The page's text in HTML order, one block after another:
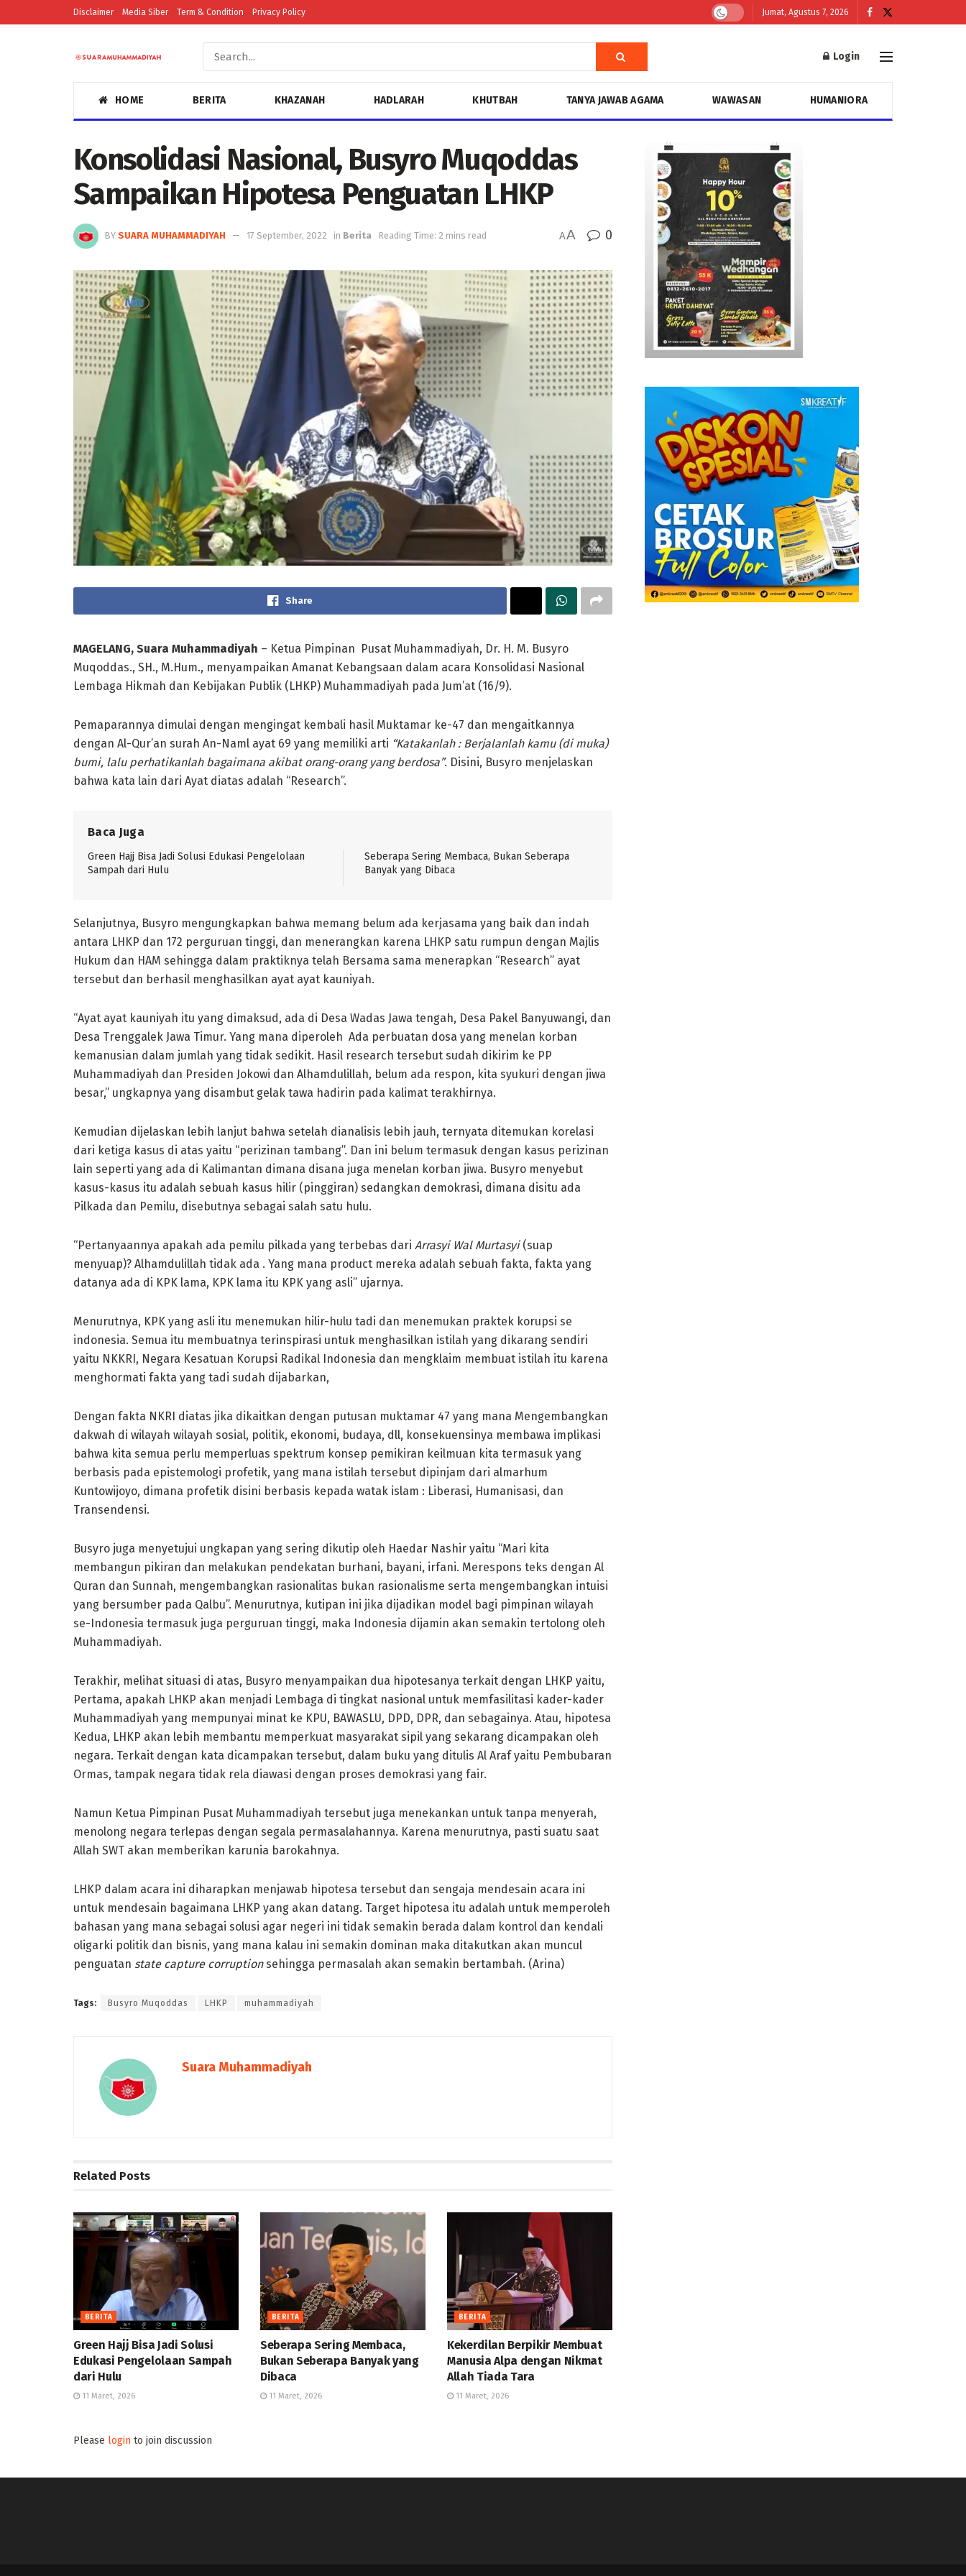
Disclaimer Media Siber Term & Condition Privacy Policy Jumat, Agustus 7, 2026
Login
HOME BERITA KHAZANAH HADLARAH KHUTBAH TANYA JAWAB AGAMA WAWASAN HUMANIORA
Konsolidasi Nasional, Busyro Muqoddas
Sampaikan Hipotesa Penguatan LHKP
BY SUARA MUHAMMADIYAH 17 September, 2022 in Berita Reading Time: 2 mins read AA 0
Share
MAGELANG, Suara Muhammadiyah – Ketua Pimpinan Pusat Muhammadiyah, Dr. H. M. Busyro
Muqoddas., SH., M.Hum., menyampaikan Amanat Kebangsaan dalam acara Konsolidasi Nasional
Lembaga Hikmah dan Kebijakan Publik (LHKP) Muhammadiyah pada Jum’at (16/9).
Pemaparannya dimulai dengan mengingat kembali hasil Muktamar ke-47 dan mengaitkannya
dengan Al-Qur’an surah An-Naml ayat 69 yang memiliki arti “Katakanlah : Berjalanlah kamu (di muka)
bumi, lalu perhatikanlah bagaimana akibat orang-orang yang berdosa”. Disini, Busyro menjelaskan
bahwa kata lain dari Ayat diatas adalah “Research”.
Baca Juga
Green Hajj Bisa Jadi Solusi Edukasi Pengelolaan
Sampah dari Hulu
Seberapa Sering Membaca, Bukan Seberapa
Banyak yang Dibaca
Selanjutnya, Busyro mengungkapkan bahwa memang belum ada kerjasama yang baik dan indah
antara LHKP dan 172 perguruan tinggi, dan menerangkan karena LHKP satu rumpun dengan Majlis
Hukum dan HAM sehingga dalam praktiknya telah Bersama sama menerapkan “Research” ayat
tersebut dan berhasil menghasilkan ayat ayat kauniyah.
“Ayat ayat kauniyah itu yang dimaksud, ada di Desa Wadas Jawa tengah, Desa Pakel Banyuwangi, dan
Desa Trenggalek Jawa Timur. Yang mana diperoleh Ada perbuatan dosa yang menelan korban
kemanusian dalam jumlah yang tidak sedikit. Hasil research tersebut sudah dikirim ke PP
Muhammadiyah dan Presiden Jokowi dan Alhamdulillah, belum ada respon, kita syukuri dengan jiwa
besar,” ungkapnya yang disambut gelak tawa hadirin pada kalimat terakhirnya.
Kemudian dijelaskan lebih lanjut bahwa setelah dianalisis lebih jauh, ternyata ditemukan korelasi
dari ketiga kasus di atas yaitu “perizinan tambang”. Dan ini belum termasuk dengan kasus perizinan
lain seperti yang ada di Kalimantan dimana disana juga menelan korban jiwa. Busyro menyebut
kasus-kasus itu adalah sebuah kasus hilir (pinggiran) sedangkan demokrasi, dimana disitu ada
Pilkada dan Pemilu, disebutnya sebagai salah satu hulu.
“Pertanyaannya apakah ada pemilu pilkada yang terbebas dari Arrasyi Wal Murtasyi(suap
menyuap)? Alhamdulillah tidak ada . Yang mana product mereka adalah sebuah fakta, fakta yang
datanya ada di KPK lama, KPK lama itu KPK yang asli” ujarnya.
Menurutnya, KPK yang asli itu menemukan hilir-hulu tadi dan menemukan praktek korupsi se
indonesia. Semua itu membuatnya terinspirasi untuk menghasilkan istilah yang dikarang sendiri
yaitu NKKRI, Negara Kesatuan Korupsi Radikal Indonesia dan mengklaim membuat istilah itu karena
menghormati fakta yang tadi sudah dijabarkan,
Dengan fakta NKRI diatas jika dikaitkan dengan putusan muktamar 47 yang mana Mengembangkan
dakwah di wilayah wilayah sosial, politik, ekonomi, budaya, dll, konsekuensinya membawa implikasi
bahwa kita semua perlu memperluas spektrum konsep pemikiran keilmuan kita termasuk yang
berbasis pada epistemologi profetik, yang mana istilah tersebut dipinjam dari almarhum
Kuntowijoyo, dimana profetik disini berbasis kepada watak islam : Liberasi, Humanisasi, dan
Transendensi.
Busyro juga menyetujui ungkapan yang sering dikutip oleh Haedar Nashir yaitu “Mari kita
membangun pikiran dan melakukan pendekatan burhani, bayani, irfani. Merespons teks dengan Al
Quran dan Sunnah, mengembangkan rasionalitas bukan rasionalisme serta mengembangkan intuisi
yang bersumber pada Qalbu”. Menurutnya, kutipan ini jika dijadikan model bagi pimpinan wilayah
se-Indonesia termasuk juga perguruan tinggi, maka Indonesia dijamin akan semakin tertolong oleh
Muhammadiyah.
Terakhir, melihat situasi di atas, Busyro menyampaikan dua hipotesanya terkait dengan LHKP yaitu,
Pertama, apakah LHKP akan menjadi Lembaga di tingkat nasional untuk memfasilitasi kader-kader
Muhammadiyah yang mempunyai minat ke KPU, BAWASLU, DPD, DPR, dan sebagainya. Atau, hipotesa
Kedua, LHKP akan lebih membantu memperkuat masyarakat sipil yang sekarang dicampakan oleh
negara. Terkait dengan kata dicampakan tersebut, dalam buku yang ditulis Al Araf yaitu Pembubaran
Ormas, tampak negara tidak rela diawasi dengan proses demokrasi yang fair.
Namun Ketua Pimpinan Pusat Muhammadiyah tersebut juga menekankan untuk tanpa menyerah,
menolong negara terlepas dengan segala permasalahannya. Karena menurutnya, pasti suatu saat
Allah SWT akan memberikan karunia barokahnya.
LHKP dalam acara ini diharapkan menjawab hipotesa tersebut dan sengaja mendesain acara ini
untuk mendesain bagaimana LHKP yang akan datang. Target hipotesa itu adalah untuk memperoleh
bahasan yang mana sebagai solusi agar negeri ini tidak semakin berada dalam kontrol dan kendali
oligarki politik dan bisnis, yang mana kalau ini semakin dominan maka ditakutkan akan muncul
penguatan state capture corruptionsehingga permasalah akan semakin bertambah. (Arina)
Tags: Busyro Muqoddas LHKP muhammadiyah
Suara Muhammadiyah
Related Posts
BERITA
Green Hajj Bisa Jadi Solusi
Edukasi Pengelolaan Sampah
dari Hulu
11 Maret, 2026
BERITA
Seberapa Sering Membaca,
Bukan Seberapa Banyak yang
Dibaca
11 Maret, 2026
BERITA
Kekerdilan Berpikir Membuat
Manusia Alpa dengan Nikmat
Allah Tiada Tara
11 Maret, 2026
Please login to join discussion